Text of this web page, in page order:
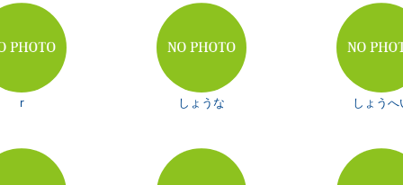
r しょうな しょうへ